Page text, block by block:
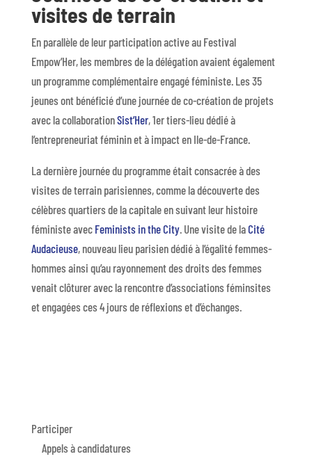
visites de terrain
En parallèle de leur participation active au Festival
Empow’Her, les membres de la délégation avaient également
un programme complémentaire engagé féministe. Les 35
jeunes ont bénéficié d’une journée de co-création de projets
avec la collaborationSist’Her, 1er tiers-lieu dédié à
l’entrepreneuriat féminin et à impact en Ile-de-France.
La dernière journée du programme était consacrée à des
visites de terrain parisiennes, comme la découverte des
célèbres quartiers de la capitale en suivant leur histoire
féministe avec Feminists in the City. Une visite de laCité
Audacieuse, nouveau lieu parisien dédié à l’égalité femmes-
hommes ainsi qu’au rayonnement des droits des femmes
venait clôturer avec la rencontre d’associations féminsites
et engagées ces 4 jours de réflexions et d’échanges.
Participer
Appels à candidatures